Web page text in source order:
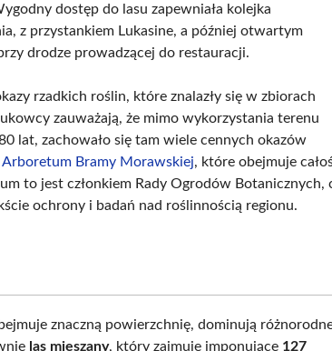
dostęp do lasu zapewniała kolejka
z przystankiem Lukasine, a później otwartym
drodze prowadzącej do restauracji.
rzadkich roślin, które znalazły się w zbiorach
zauważają, że mimo wykorzystania terenu
lat, zachowało się tam wiele cennych okazów
Arboretum Bramy Morawskiej, które obejmuje
to jest członkiem Rady Ogrodów Botanicznych,
ochrony i badań nad roślinnością regionu.
znaczną powierzchnię, dominują
las mieszany, który zajmuje imponujące 127